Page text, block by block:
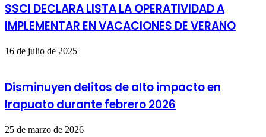
SSCI DECLARA LISTA LA OPERATIVIDAD A
IMPLEMENTAR EN VACACIONES DE VERANO
16 de julio de 2025
Disminuyen delitos de alto impacto en
Irapuato durante febrero 2026
25 de marzo de 2026